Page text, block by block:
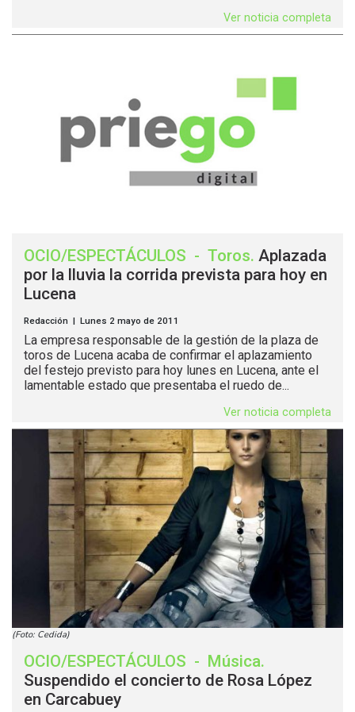
Ver noticia completa
OCIO/ESPECTÁCULOS - Toros. Aplazada
por la lluvia la corrida prevista para hoy en
Lucena
Redacción | Lunes 2 mayo de 2011
La empresa responsable de la gestión de la plaza de
toros de Lucena acaba de confirmar el aplazamiento
del festejo previsto para hoy lunes en Lucena, ante el
lamentable estado que presentaba el ruedo de...
Ver noticia completa
(Foto: Cedida)
OCIO/ESPECTÁCULOS - Música.
Suspendido el concierto de Rosa López
en Carcabuey